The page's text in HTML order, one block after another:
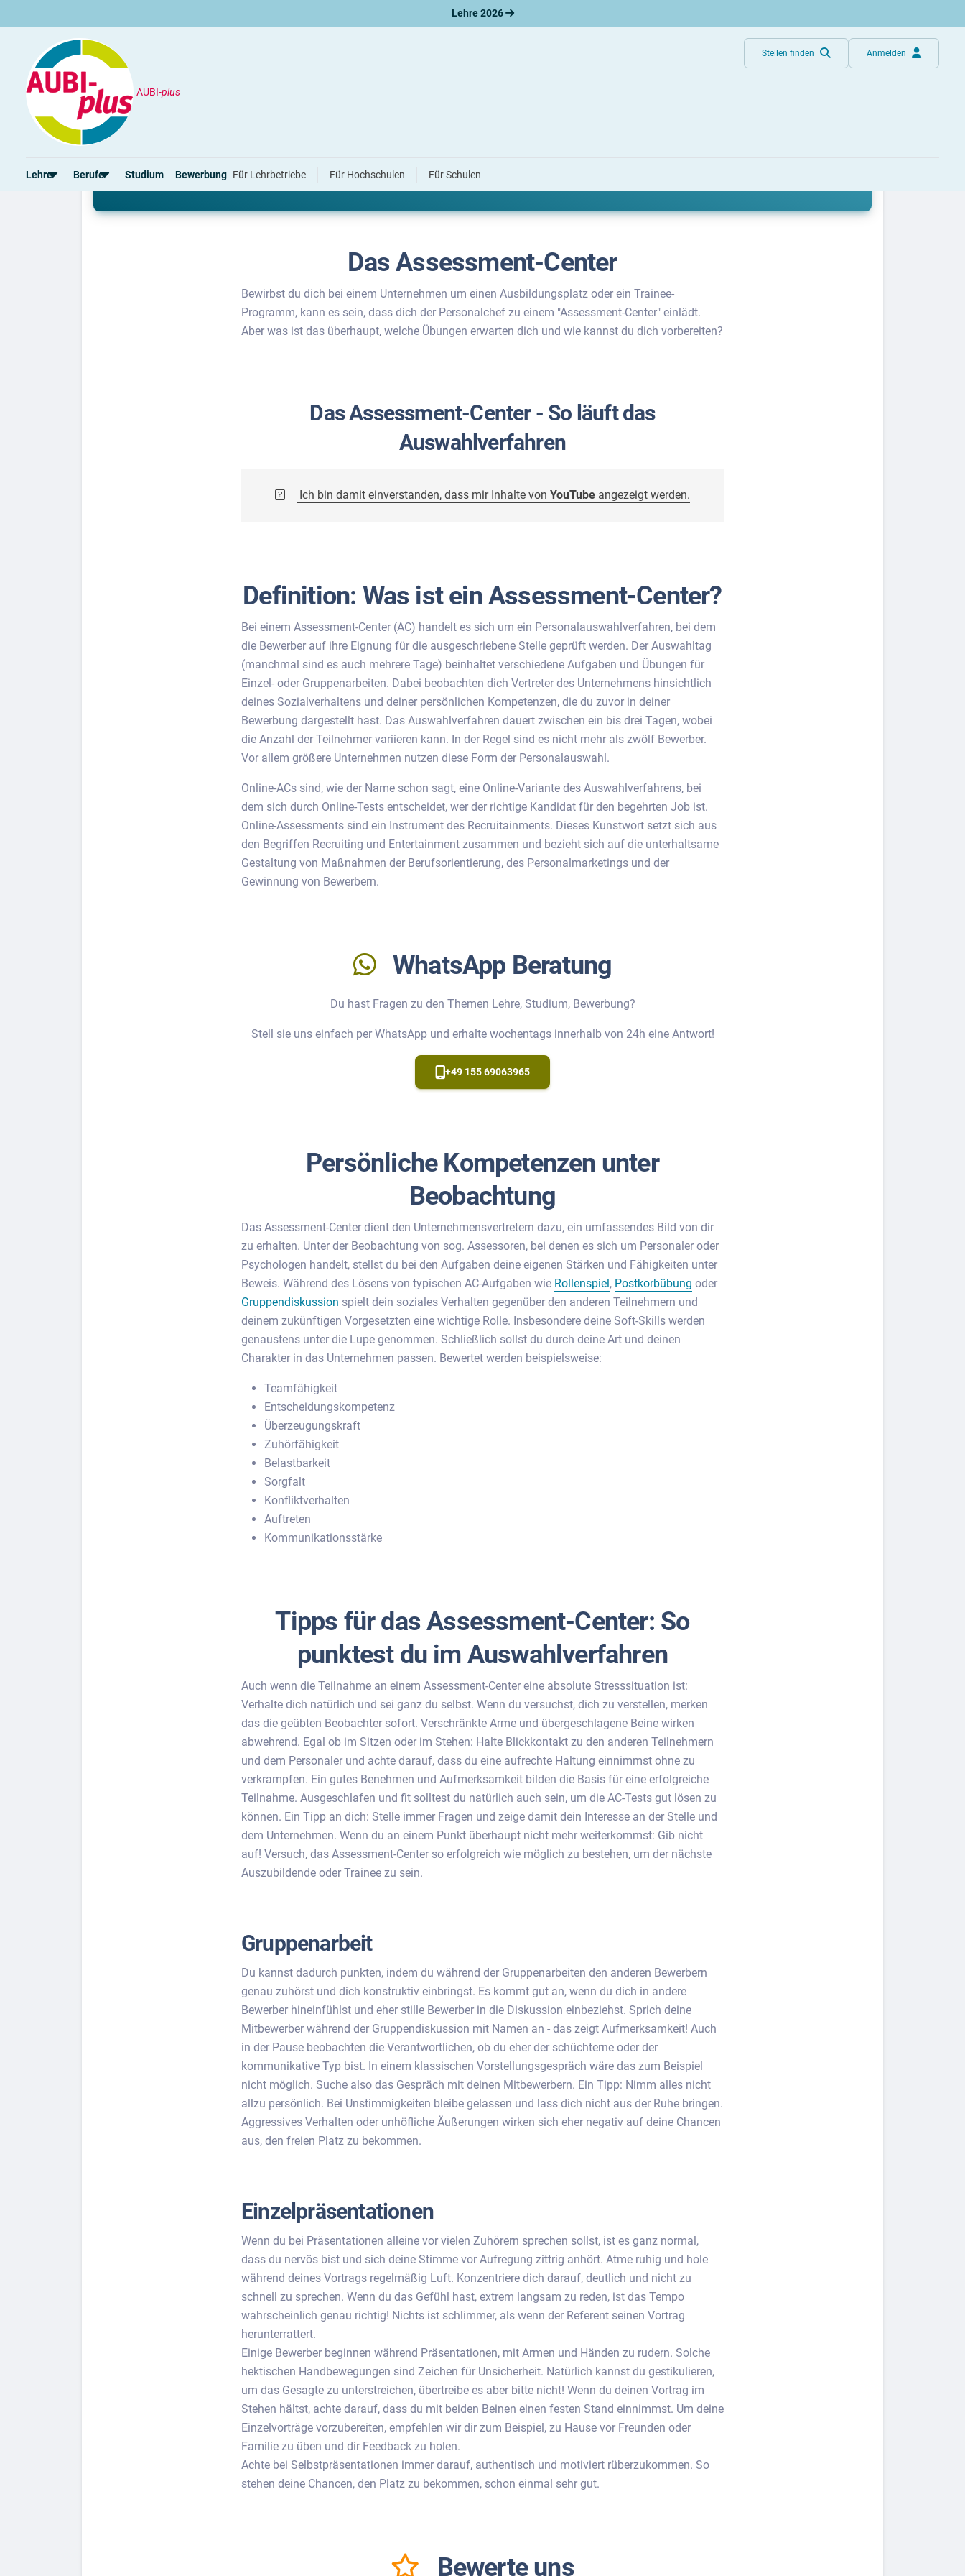
Lehre 2026
AUBI-plus
Stellen finden Anmelden
Lehre Berufe Studium Bewerbung Für Lehrbetriebe Für Hochschulen Für Schulen
Bewerbung
Noch nie bei einem AC teilgenommen? Wir bereiten dich vor.
Das Assessment-Center
Bewirbst du dich bei einem Unternehmen um einen Ausbildungsplatz oder ein Trainee-
Programm, kann es sein, dass dich der Personalchef zu einem "Assessment-Center" einlädt.
Aber was ist das überhaupt, welche Übungen erwarten dich und wie kannst du dich vorbereiten?
Das Assessment-Center - So läuft das
Auswahlverfahren
Ich bin damit einverstanden, dass mir Inhalte von YouTube angezeigt werden.
Definition: Was ist ein Assessment-Center?
Bei einem Assessment-Center (AC) handelt es sich um ein Personalauswahlverfahren, bei dem
die Bewerber auf ihre Eignung für die ausgeschriebene Stelle geprüft werden. Der Auswahltag
(manchmal sind es auch mehrere Tage) beinhaltet verschiedene Aufgaben und Übungen für
Einzel- oder Gruppenarbeiten. Dabei beobachten dich Vertreter des Unternehmens hinsichtlich
deines Sozialverhaltens und deiner persönlichen Kompetenzen, die du zuvor in deiner
Bewerbung dargestellt hast. Das Auswahlverfahren dauert zwischen ein bis drei Tagen, wobei
die Anzahl der Teilnehmer variieren kann. In der Regel sind es nicht mehr als zwölf Bewerber.
Vor allem größere Unternehmen nutzen diese Form der Personalauswahl.
Online-ACs sind, wie der Name schon sagt, eine Online-Variante des Auswahlverfahrens, bei
dem sich durch Online-Tests entscheidet, wer der richtige Kandidat für den begehrten Job ist.
Online-Assessments sind ein Instrument des Recruitainments. Dieses Kunstwort setzt sich aus
den Begriffen Recruiting und Entertainment zusammen und bezieht sich auf die unterhaltsame
Gestaltung von Maßnahmen der Berufsorientierung, des Personalmarketings und der
Gewinnung von Bewerbern.
WhatsApp Beratung
Du hast Fragen zu den Themen Lehre, Studium, Bewerbung?
Stell sie uns einfach per WhatsApp und erhalte wochentags innerhalb von 24h eine Antwort!
+49 155 69063965
Persönliche Kompetenzen unter
Beobachtung
Das Assessment-Center dient den Unternehmensvertretern dazu, ein umfassendes Bild von dir
zu erhalten. Unter der Beobachtung von sog. Assessoren, bei denen es sich um Personaler oder
Psychologen handelt, stellst du bei den Aufgaben deine eigenen Stärken und Fähigkeiten unter
Beweis. Während des Lösens von typischen AC-Aufgaben wie Rollenspiel, Postkorbübung oder
Gruppendiskussion spielt dein soziales Verhalten gegenüber den anderen Teilnehmern und
deinem zukünftigen Vorgesetzten eine wichtige Rolle. Insbesondere deine Soft-Skills werden
genaustens unter die Lupe genommen. Schließlich sollst du durch deine Art und deinen
Charakter in das Unternehmen passen. Bewertet werden beispielsweise:
Teamfähigkeit
Entscheidungskompetenz
Überzeugungskraft
Zuhörfähigkeit
Belastbarkeit
Sorgfalt
Konfliktverhalten
Auftreten
Kommunikationsstärke
Tipps für das Assessment-Center: So
punktest du im Auswahl­verfahren
Auch wenn die Teilnahme an einem Assessment-Center eine absolute Stresssituation ist:
Verhalte dich natürlich und sei ganz du selbst. Wenn du versuchst, dich zu verstellen, merken
das die geübten Beobachter sofort. Verschränkte Arme und übergeschlagene Beine wirken
abwehrend. Egal ob im Sitzen oder im Stehen: Halte Blickkontakt zu den anderen Teilnehmern
und dem Personaler und achte darauf, dass du eine aufrechte Haltung einnimmst ohne zu
verkrampfen. Ein gutes Benehmen und Aufmerksamkeit bilden die Basis für eine erfolgreiche
Teilnahme. Ausgeschlafen und fit solltest du natürlich auch sein, um die AC-Tests gut lösen zu
können. Ein Tipp an dich: Stelle immer Fragen und zeige damit dein Interesse an der Stelle und
dem Unternehmen. Wenn du an einem Punkt überhaupt nicht mehr weiterkommst: Gib nicht
auf! Versuch, das Assessment-Center so erfolgreich wie möglich zu bestehen, um der nächste
Auszubildende oder Trainee zu sein.
Gruppenarbeit
Du kannst dadurch punkten, indem du während der Gruppenarbeiten den anderen Bewerbern
genau zuhörst und dich konstruktiv einbringst. Es kommt gut an, wenn du dich in andere
Bewerber hineinfühlst und eher stille Bewerber in die Diskussion einbeziehst. Sprich deine
Mitbewerber während der Gruppendiskussion mit Namen an - das zeigt Aufmerksamkeit! Auch
in der Pause beobachten die Verantwortlichen, ob du eher der schüchterne oder der
kommunikative Typ bist. In einem klassischen Vorstellungsgespräch wäre das zum Beispiel
nicht möglich. Suche also das Gespräch mit deinen Mitbewerbern. Ein Tipp: Nimm alles nicht
allzu persönlich. Bei Unstimmigkeiten bleibe gelassen und lass dich nicht aus der Ruhe bringen.
Aggressives Verhalten oder unhöfliche Äußerungen wirken sich eher negativ auf deine Chancen
aus, den freien Platz zu bekommen.
Einzelpräsentationen
Wenn du bei Präsentationen alleine vor vielen Zuhörern sprechen sollst, ist es ganz normal,
dass du nervös bist und sich deine Stimme vor Aufregung zittrig anhört. Atme ruhig und hole
während deines Vortrags regelmäßig Luft. Konzentriere dich darauf, deutlich und nicht zu
schnell zu sprechen. Wenn du das Gefühl hast, extrem langsam zu reden, ist das Tempo
wahrscheinlich genau richtig! Nichts ist schlimmer, als wenn der Referent seinen Vortrag
herunterrattert.
Einige Bewerber beginnen während Präsentationen, mit Armen und Händen zu rudern. Solche
hektischen Handbewegungen sind Zeichen für Unsicherheit. Natürlich kannst du gestikulieren,
um das Gesagte zu unterstreichen, übertreibe es aber bitte nicht! Wenn du deinen Vortrag im
Stehen hältst, achte darauf, dass du mit beiden Beinen einen festen Stand einnimmst. Um deine
Einzelvorträge vorzubereiten, empfehlen wir dir zum Beispiel, zu Hause vor Freunden oder
Familie zu üben und dir Feedback zu holen.
Achte bei Selbstpräsentationen immer darauf, authentisch und motiviert rüberzukommen. So
stehen deine Chancen, den Platz zu bekommen, schon einmal sehr gut.
Bewerte uns